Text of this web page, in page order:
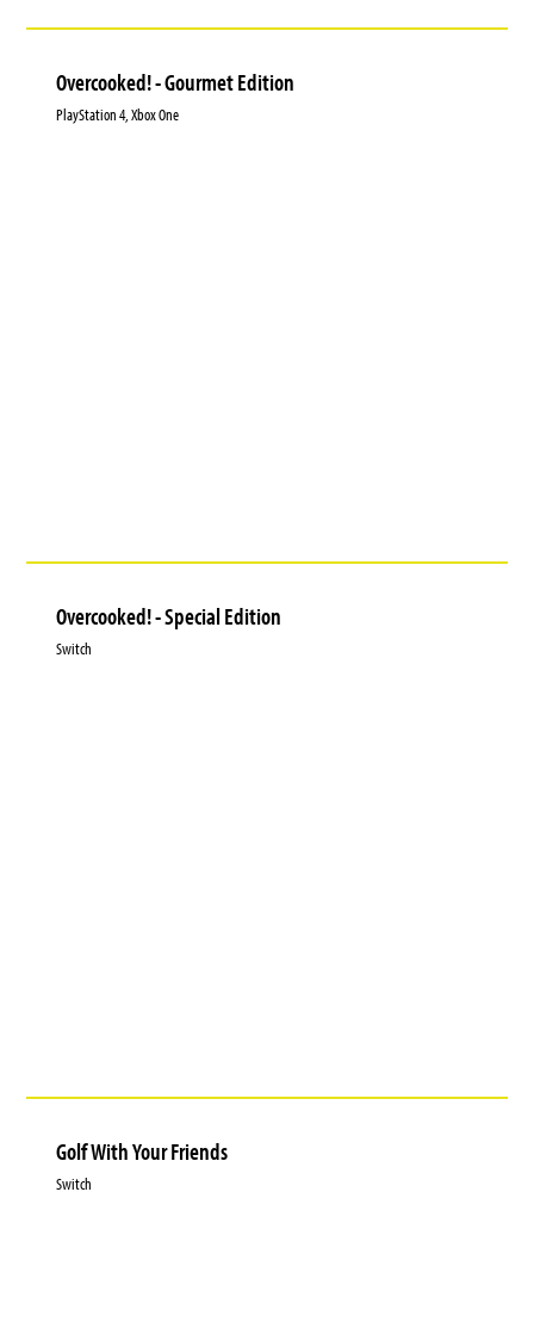
Overcooked! - Gourmet Edition
PlayStation 4, Xbox One
Overcooked! - Special Edition
Switch
Golf With Your Friends
Switch